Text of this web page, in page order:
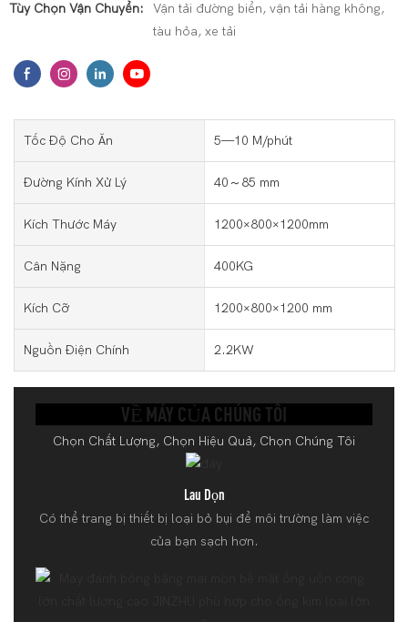
Tùy Chọn Vận Chuyển:
Vận tải đường biển, vận tải hàng không,
tàu hỏa, xe tải
Tốc Độ Cho Ăn 5—10 M/phút
Đường Kính Xử Lý 40～85 mm
Kích Thước Máy 1200×800×1200mm
Cân Nặng 400KG
Kích Cỡ 1200×800×1200 mm
Nguồn Điện Chính 2.2KW
VỀ MÁY CỦA CHÚNG TÔI
Chọn Chất Lượng, Chọn Hiệu Quả, Chọn Chúng Tôi
Lau Dọn
Có thể trang bị thiết bị loại bỏ bụi để môi trường làm việc
của bạn sạch hơn.